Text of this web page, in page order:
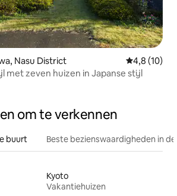
Nasu District
4,8 (10)
met zeven huizen in Japanse stijl
om te verkennen
buurt Beste bezienswaardigheden in
Kyoto
Vakantiehuizen